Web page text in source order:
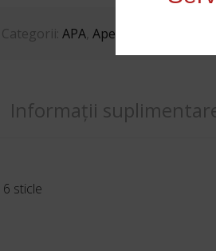
Categorii: APA, Ape minerale
Informații
sticle